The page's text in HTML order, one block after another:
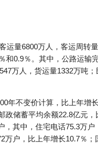
量6800万人，客运周转
0.9％。其中，公路运输
万人，货运量1332万吨
年不变价计算，比上年增
储蓄平均余额22.8亿元
其中，住宅电话75.3万
户，比上年增长10.7％